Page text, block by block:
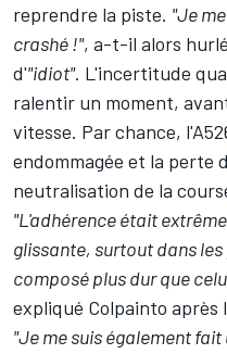
reprendre la piste. "Je
crashé!", a-t-il alors
d'"idiot". L'incertitude
ralentir un moment,
vitesse. Par chance,
endommagée et la perte
neutralisation de la
"L'adhérence était
glissante, surtout dans
composé plus dur que
expliqué Colpainto après
"Je me suis également